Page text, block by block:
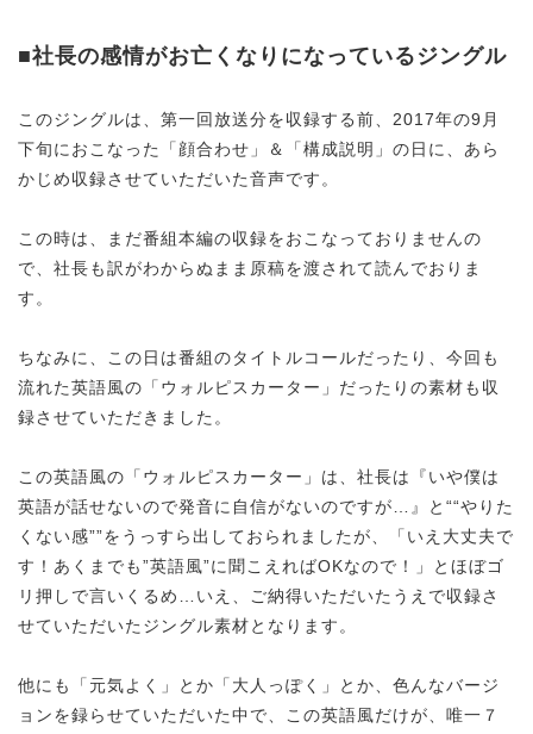
■社長の感情がお亡くなりになっているジングル
このジングルは、第一回放送分を収録する前、2017年の9月
下旬におこなった「顔合わせ」＆「構成説明」の日に、あら
かじめ収録させていただいた音声です。
この時は、まだ番組本編の収録をおこなっておりませんの
で、社長も訳がわからぬまま原稿を渡されて読んでおりま
す。
ちなみに、この日は番組のタイトルコールだったり、今回も
流れた英語風の「ウォルピスカーター」だったりの素材も収
録させていただきました。
この英語風の「ウォルピスカーター」は、社長は『いや僕は
英語が話せないので発音に自信がないのですが…』と““やりた
くない感””をうっすら出しておられましたが、「いえ大丈夫で
す！あくまでも”英語風”に聞こえればOKなので！」とほぼゴ
リ押しで言いくるめ…いえ、ご納得いただいたうえで収録さ
せていただいたジングル素材となります。
他にも「元気よく」とか「大人っぽく」とか、色んなバージ
ョンを録らせていただいた中で、この英語風だけが、唯一７